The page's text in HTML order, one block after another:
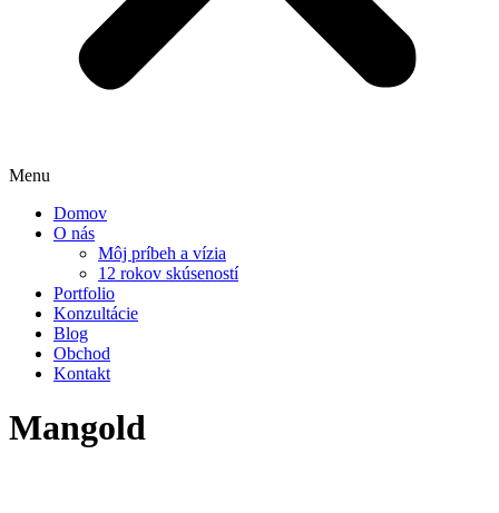
Menu
Domov
O nás
Môj príbeh a vízia
12 rokov skúseností
Portfolio
Konzultácie
Blog
Obchod
Kontakt
Mangold